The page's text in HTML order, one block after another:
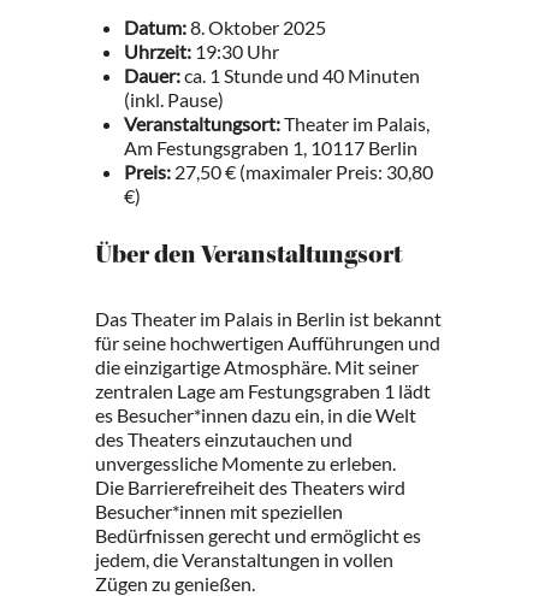
Datum:8. Oktober 2025
Uhrzeit: 19:30 Uhr
Dauer:ca. 1 Stunde und 40 Minuten
(inkl. Pause)
Veranstaltungsort:Theater im Palais,
Am Festungsgraben 1, 10117 Berlin
Preis: 27,50 € (maximaler Preis: 30,80
€)
Über den Veranstaltungsort
Das Theater im Palais in Berlin ist bekannt
für seine hochwertigen Aufführungen und
die einzigartige Atmosphäre. Mit seiner
zentralen Lage am Festungsgraben 1 lädt
es Besucher*innen dazu ein, in die Welt
des Theaters einzutauchen und
unvergessliche Momente zu erleben.
Die Barrierefreiheit des Theaters wird
Besucher*innen mit speziellen
Bedürfnissen gerecht und ermöglicht es
jedem, die Veranstaltungen in vollen
Zügen zu genießen.